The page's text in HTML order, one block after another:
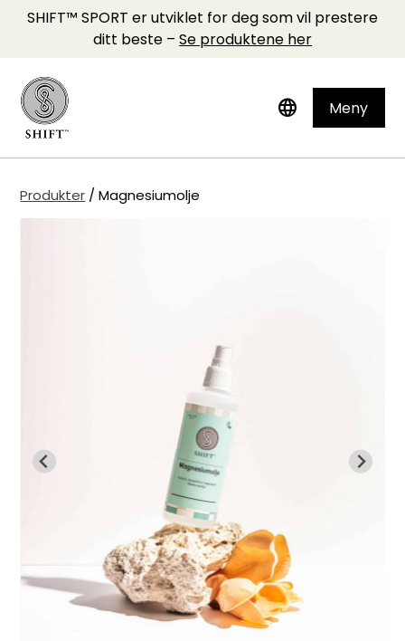
SHIFT™ SPORT er utviklet for deg som vil prestere
ditt beste – Se produktene her
language Meny
Produkter / Magnesiumolje